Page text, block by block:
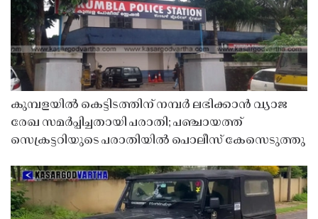
കുമ്പളയിൽ കെട്ടിടത്തിന് നമ്പർ ലഭിക്കാൻ വ്യാജ
രേഖ സമർപ്പിച്ചതായി പരാതി; പഞ്ചായത്ത്
സെക്രട്ടറിയുടെ പരാതിയിൽ പൊലീസ് കേസെടുത്തു